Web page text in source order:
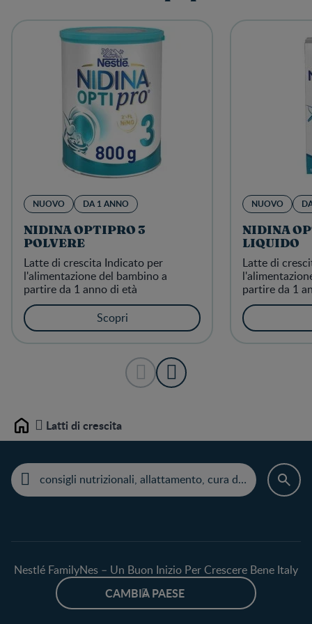
NUOVO DA 1 ANNO
NIDINA OPTIPRO 3
POLVERE
Latte di crescita Indicato per
l'alimentazione del bambino a
partire da 1 anno di età
Scopri
NUOVO
NIDINA
LIQUIDO
Latte di
partire da 1
Home Latti di crescita
Nestlé FamilyNes – Un Buon Inizio Per Crescere Bene Italy
CAMBIA PAESE